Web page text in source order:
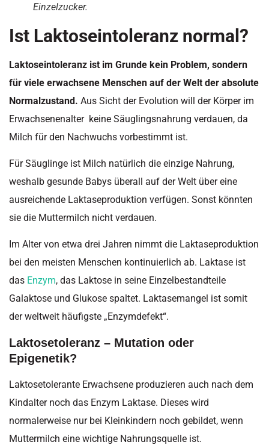
Einzelzucker.
Ist Laktoseintoleranz normal?
Laktoseintoleranz ist im Grunde kein Problem, sondern
für viele erwachsene Menschen auf der Welt der absolute
Normalzustand. Aus Sicht der Evolution will der Körper im
Erwachsenenalter keine Säuglingsnahrung verdauen, da
Milch für den Nachwuchs vorbestimmt ist.
Für Säuglinge ist Milch natürlich die einzige Nahrung,
weshalb gesunde Babys überall auf der Welt über eine
ausreichende Laktaseproduktion verfügen. Sonst könnten
sie die Muttermilch nicht verdauen.
Im Alter von etwa drei Jahren nimmt die Laktaseproduktion
bei den meisten Menschen kontinuierlich ab. Laktase ist
das Enzym, das Laktose in seine Einzelbestandteile
Galaktose und Glukose spaltet. Laktasemangel ist somit
der weltweit häufigste „Enzymdefekt“.
Laktosetoleranz – Mutation oder
Epigenetik?
Laktosetolerante Erwachsene produzieren auch nach dem
Kindalter noch das Enzym Laktase. Dieses wird
normalerweise nur bei Kleinkindern noch gebildet, wenn
Muttermilch eine wichtige Nahrungsquelle ist.